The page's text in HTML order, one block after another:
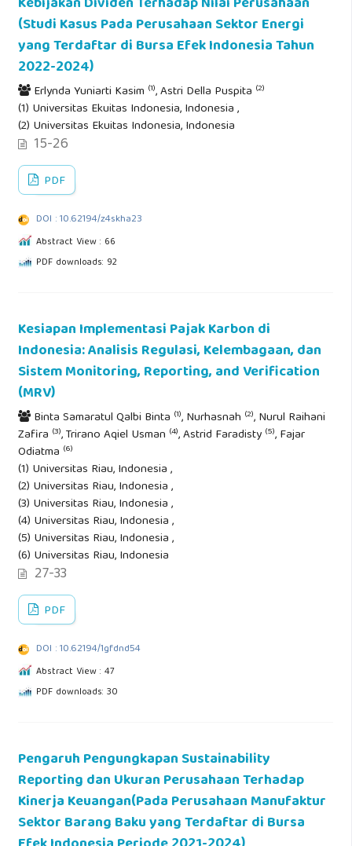
(Studi Kasus Pada Perusahaan Sektor Energi
yang Terdaftar di Bursa Efek Indonesia Tahun
2022-2024)
Erlynda Yuniarti Kasim (1), Astri Della Puspita (2)
(1) Universitas Ekuitas Indonesia, Indonesia ,
(2) Universitas Ekuitas Indonesia, Indonesia
15-26
PDF
DOI : 10.62194/z4skha23
Abstract View : 66
PDF downloads: 92
Kesiapan Implementasi Pajak Karbon di
Indonesia: Analisis Regulasi, Kelembagaan, dan
Sistem Monitoring, Reporting, and Verification
(MRV)
Binta Samaratul Qalbi Binta (1), Nurhasnah (2), Nurul Raihani
Zafira (3), Trirano Aqiel Usman (4), Astrid Faradisty (5), Fajar
Odiatma (6)
(1) Universitas Riau, Indonesia ,
(2) Universitas Riau, Indonesia ,
(3) Universitas Riau, Indonesia ,
(4) Universitas Riau, Indonesia ,
(5) Universitas Riau, Indonesia ,
(6) Universitas Riau, Indonesia
27-33
PDF
DOI : 10.62194/1gfdnd54
Abstract View : 47
PDF downloads: 30
Pengaruh Pengungkapan Sustainability
Reporting dan Ukuran Perusahaan Terhadap
Kinerja Keuangan(Pada Perusahaan Manufaktur
Sektor Barang Baku yang Terdaftar di Bursa